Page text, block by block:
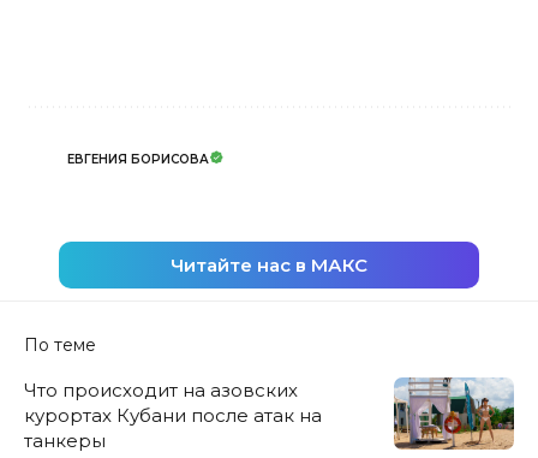
ЕВГЕНИЯ БОРИСОВА
Читайте нас в МАКС
По теме
Что происходит на азовских
курортах Кубани после атак на
танкеры